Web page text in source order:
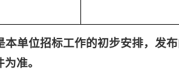
单位招标工作的初步安排，发
准。